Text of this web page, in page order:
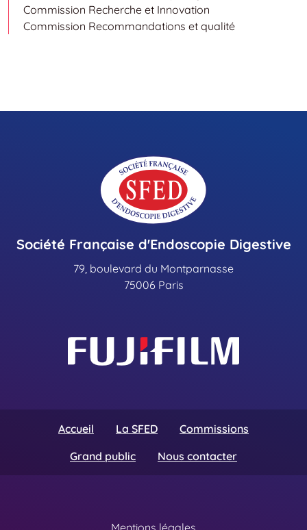
Commission Recherche et Innovation
Commission Recommandations et qualité
Société Française d'Endoscopie Digestive
79, boulevard du Montparnasse
75006 Paris
Accueil La SFED
Commissions
Grand public
Nous contacter